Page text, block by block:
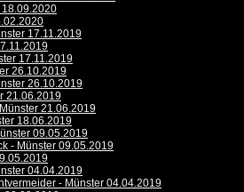
18.09.2020
17.11.2019
17.11.2019
26.10.2019
26.10.2019
21.06.2019
21.06.2019
18.06.2019
09.05.2019
- Münster 09.05.2019
04.04.2019
- Münster 04.04.2019